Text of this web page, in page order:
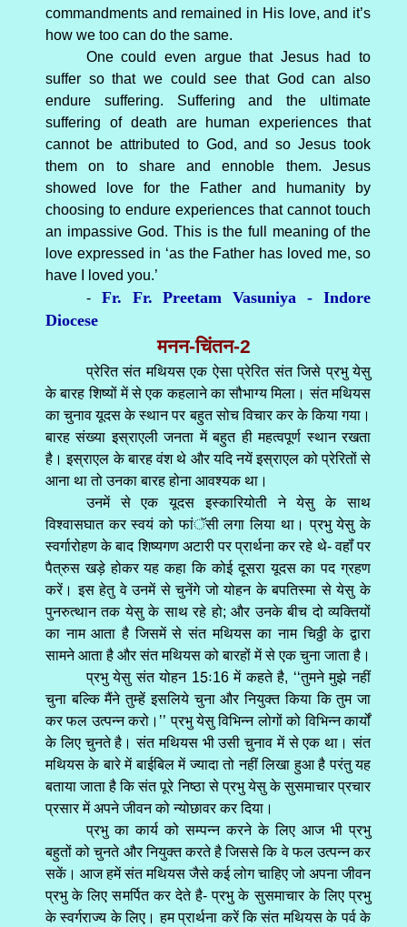
commandments and remained in His love, and it’s
how we too can do the same.
One could even argue that Jesus had to
suffer so that we could see that God can also
endure suffering. Suffering and the ultimate
suffering of death are human experiences that
cannot be attributed to God, and so Jesus took
them on to share and ennoble them. Jesus
showed love for the Father and humanity by
choosing to endure experiences that cannot touch
an impassive God. This is the full meaning of the
love expressed in ‘as the Father has loved me, so
have I loved you.’
-Fr. Fr. Preetam Vasuniya - Indore
Diocese
मनन-चिंतन-2
प्रेरित संत मथियस एक ऐसा प्रेरित संत जिसे प्रभु येसु
के बारह शिष्यों में से एक कहलाने का सौभाग्य मिला। संत मथियस
का चुनाव यूदस के स्थान पर बहुत सोच विचार कर के किया गया।
बारह संख्या इस्राएली जनता में बहुत ही महत्वपूर्ण स्थान रखता
है। इस्राएल के बारह वंश थे और यदि नयें इस्राएल को प्रेरितों से
आना था तो उनका बारह होना आवश्यक था।
उनमें से एक यूदस इस्कारियोती ने येसु के साथ
विश्वासघात कर स्वयं को फांॅसी लगा लिया था। प्रभु येसु के
स्वर्गारोहण के बाद शिष्यगण अटारी पर प्रार्थना कर रहे थे- वहॉं पर
पैत्रुस खड़े होकर यह कहा कि कोई दूसरा यूदस का पद ग्रहण
करें। इस हेतु वे उनमें से चुनेंगे जो योहन के बपतिस्मा से येसु के
पुनरुत्थान तक येसु के साथ रहे हो; और उनके बीच दो व्यक्तियों
का नाम आता है जिसमें से संत मथियस का नाम चिठ्ठी के द्वारा
सामने आता है और संत मथियस को बारहों में से एक चुना जाता है।
प्रभु येसु संत योहन 15ः16 में कहते है, ‘‘तुमने मुझे नहीं
चुना बल्कि मैंने तुम्हें इसलिये चुना और नियुक्त किया कि तुम जा
कर फल उत्पन्न करो।’’ प्रभु येसु विभिन्न लोगों को विभिन्न कार्यों
के लिए चुनते है। संत मथियस भी उसी चुनाव में से एक था। संत
मथियस के बारे में बाईबिल में ज्यादा तो नहीं लिखा हुआ है परंतु यह
बताया जाता है कि संत पूरे निष्ठा से प्रभु येसु के सुसमाचार प्रचार
प्रसार में अपने जीवन को न्योछावर कर दिया।
प्रभु का कार्य को सम्पन्न करने के लिए आज भी प्रभु
बहुतों को चुनते और नियुक्त करते है जिससे कि वे फल उत्पन्न कर
सकें। आज हमें संत मथियस जैसे कई लोग चाहिए जो अपना जीवन
प्रभु के लिए समर्पित कर देते है- प्रभु के सुसमाचार के लिए प्रभु
के स्वर्गराज्य के लिए। हम प्रार्थना करें कि संत मथियस के पर्व के